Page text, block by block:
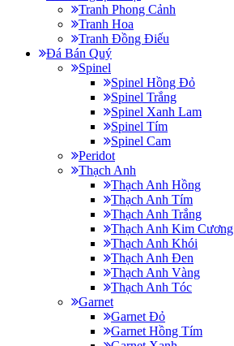
Tranh Phong Cảnh
Tranh Hoa
Tranh Đồng Điếu
Đá Bán Quý
Spinel
Spinel Hồng Đỏ
Spinel Trắng
Spinel Xanh Lam
Spinel Tím
Spinel Cam
Peridot
Thạch Anh
Thạch Anh Hồng
Thạch Anh Tím
Thạch Anh Trắng
Thạch Anh Kim Cương
Thạch Anh Khói
Thạch Anh Đen
Thạch Anh Vàng
Thạch Anh Tóc
Garnet
Garnet Đỏ
Garnet Hồng Tím